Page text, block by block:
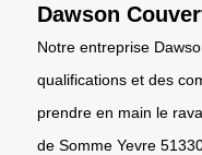
Dawson
Notre entreprise
qualifications et des
prendre en main le
de Somme Yevre